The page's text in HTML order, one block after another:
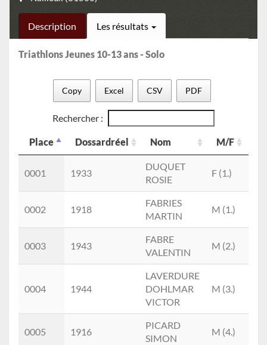
Description Les résultats
Triathlons Jeunes 10-13 ans - Solo
Copy Excel CSV PDF
Rechercher :
Place Dossardréel Nom M/F
Nom
0001
1933
DUQUET
ROSIE
F (1.)
0002 1918
FABRIES
MARTIN
M (1.)
0003 1943
FABRE
VALENTIN
M (2.)
0004 1944
LAVERDURE
DOHLMAR
VICTOR
M (3.)
0005 1916
PICARD
SIMON
M (4.)